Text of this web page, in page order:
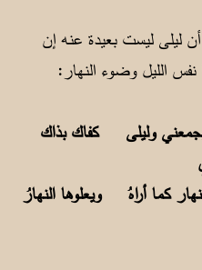
ليلى ليست بعيدة عنه إن
نفس الليل وضوء النهار:
وليلى كفاك بذاك
كما أراهُ ويعلوها النهارُ